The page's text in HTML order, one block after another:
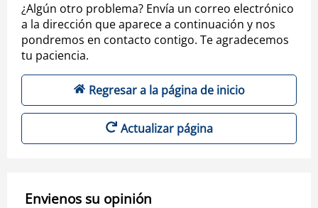
¿Algún otro problema? Envía un correo electrónico
a la dirección que aparece a continuación y nos
pondremos en contacto contigo. Te agradecemos
tu paciencia.
Regresar a la página de inicio
Actualizar página
Envienos su opinión